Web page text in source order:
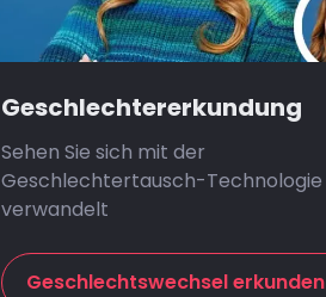
Geschlechtererkundung
Sehen Sie sich mit der
Geschlechtertausch-Technologie
verwandelt
Geschlechtswechsel erkunden